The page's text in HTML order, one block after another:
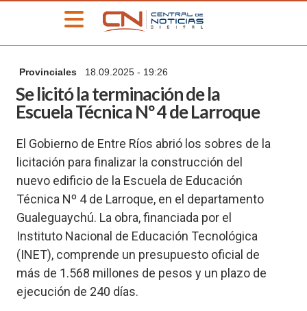
PORTADA
»
Deportes
Educación
Información
General
Locales
Nacionales
Policiales
Provinciales 18.09.2025 - 19:26
Se licitó la terminación de la
Escuela Técnica Nº 4 de Larroque
El Gobierno de Entre Ríos abrió los sobres de la
licitación para finalizar la construcción del
nuevo edificio de la Escuela de Educación
Técnica Nº 4 de Larroque, en el departamento
Gualeguaychú. La obra, financiada por el
Instituto Nacional de Educación Tecnológica
(INET), comprende un presupuesto oficial de
más de 1.568 millones de pesos y un plazo de
ejecución de 240 días.